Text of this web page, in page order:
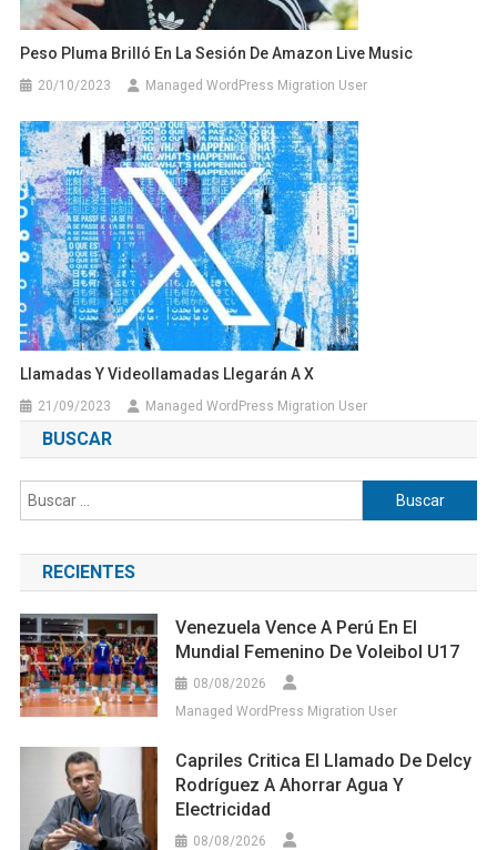
Peso Pluma Brilló En La Sesión De Amazon Live Music
20/10/2023 Managed WordPress Migration User
Llamadas Y Videollamadas Llegarán A X
21/09/2023 Managed WordPress Migration User
BUSCAR
Buscar:
RECIENTES
Venezuela Vence A Perú En El
Mundial Femenino De Voleibol U17
08/08/2026
Managed WordPress Migration User
Capriles Critica El Llamado De Delcy
Rodríguez A Ahorrar Agua Y
Electricidad
08/08/2026